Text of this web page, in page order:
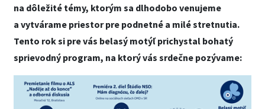
na dôležité témy, ktorým sa dlhodobo venujeme
a vytvárame priestor pre podnetné a milé stretnutia.
Tento rok si pre vás belasý motýľ prichystal bohatý
sprievodný program, na ktorý vás srdečne pozývame: